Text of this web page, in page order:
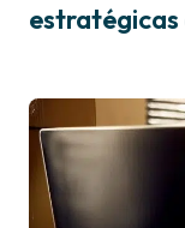
estratégicas